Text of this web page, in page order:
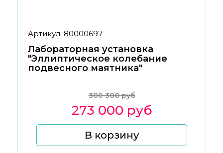
Артикул: 80000697
Лабораторная установка
"Эллиптическое колебание
подвесного маятника"
300 300 руб
273 000 руб
В корзину